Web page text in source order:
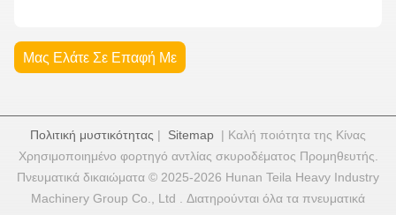
Μας Ελάτε Σε Επαφή Με
Πολιτική μυστικότητας | Sitemap | Καλή ποιότητα της Κίνας
Χρησιμοποιημένο φορτηγό αντλίας σκυροδέματος Προμηθευτής.
Πνευματικά δικαιώματα © 2025-2026 Hunan Teila Heavy Industry
Machinery Group Co., Ltd . Διατηρούνται όλα τα πνευματικά